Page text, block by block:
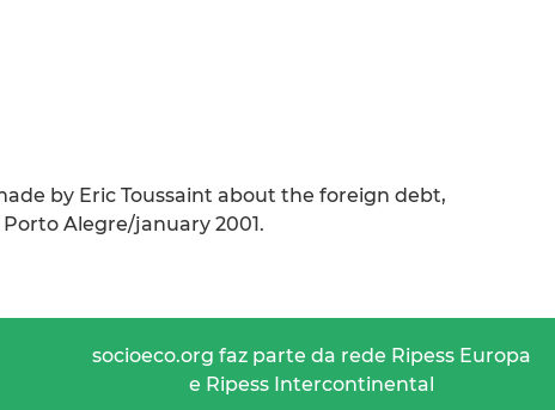
by Eric Toussaint about the foreign debt,
Alegre/january 2001.
socioeco.org faz parte da rede Ripess Europa
e Ripess Intercontinental